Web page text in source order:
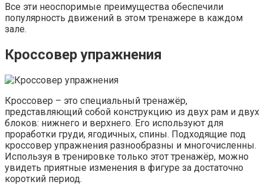
Все эти неоспоримые преимущества обеспечили
популярность движений в этом тренажере в каждом
зале.
Кроссовер упражнения
Кроссовер – это специальный тренажёр,
представляющий собой конструкцию из двух рам и двух
блоков: нижнего и верхнего. Его используют для
проработки груди, ягодичных, спины. Подходящие под
кроссовер упражнения разнообразны и многочисленны.
Используя в тренировке только этот тренажёр, можно
увидеть приятные изменения в фигуре за достаточно
короткий период.